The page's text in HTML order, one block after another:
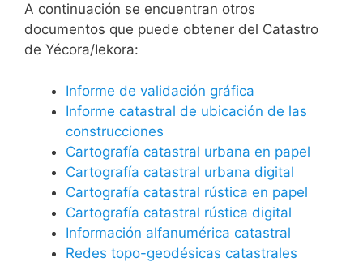
A continuación se encuentran otros
documentos que puede obtener del Catastro
de Yécora/Iekora:
Informe de validación gráfica
Informe catastral de ubicación de las
construcciones
Cartografía catastral urbana en papel
Cartografía catastral urbana digital
Cartografía catastral rústica en papel
Cartografía catastral rústica digital
Información alfanumérica catastral
Redes topo-geodésicas catastrales